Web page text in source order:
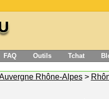
FAQ Outils Tchat
Rhône-Alpes>